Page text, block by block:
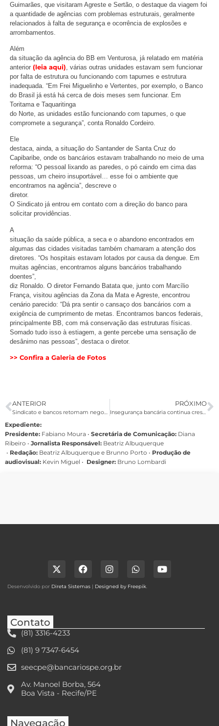
Guimarães, que visitaram Agreste e Sertão, o destaque da viagem foi
a quantidade de agências com problemas estruturais, geralmente
relacionados à falta de segurança e ocorrência de explosões e
arrombamentos.
Além
da situação da agência do BB em Venturosa, já relatado em matéria
anterior (leia aqui) , várias outras unidades estavam sem funcionar
por falta de estrutura ou funcionando com tapumes e estrutura
inadequada. “Em Frei Miguelinho e Vertentes, por exemplo, o Banco
do Brasil já está há cerca de dois meses sem funcionar. Em
Toritama e Taquaritinga
do Norte, as unidades estão funcionando com tapumes, o que
compromete a segurança”, conta Ronaldo Cordeiro.
Ele
destaca, ainda, a situação do Santander de Santa Cruz do
Capibaribe, onde os bancários estavam trabalhando no meio de uma
reforma: “O pessoal lixando as paredes, o pó caindo em cima das
pessoas, um cheiro insuportável… esse foi o ambiente que
encontramos na agência”, descreve o
diretor.
O Sindicato já entrou em contato com a direção do banco para
solicitar providências.
A
situação da saúde pública, a seca e o abandono encontrados em
algumas das cidades visitadas também chamaram a atenção dos
diretores. “Os hospitais estavam lotados por causa da dengue. Em
muitas agências, encontramos alguns bancários trabalhando
doentes”,
diz Ronaldo. O diretor Fernando Batata que, junto com Marcílio
França, visitou agências da Zona da Mata e Agreste, encontrou
cenário parecido: “Dá pra sentir o cansaço dos bancários com a
exigência de cumprimento de metas. Encontramos bancos federais,
principalmente BB, com má conservação das estruturas físicas.
Somado tudo isso à estiagem, a gente percebe uma sensação de
desânimo nas pessoas”, destaca o diretor.
>> Confira a Galeria de Fotos
ANTERIOR PRÓXIMO
Insegurança bancária continua crescendo: nesta segunda (07), foram dois assaltos em um dia
Expediente:
Presidente: Fabiano Moura • Secretária de Comunicação: Diana
Ribeiro • Jornalista Responsável: Beatriz Albuquerque
• Redação: Beatriz Albuquerque e Brunno Porto • Produção de
audiovisual: Kevin Miguel • Designer: Bruno Lombardi
Desenvolvido por Direta Sistemas | Designed by Freepik.
Contato
(81) 3316-4233
(81) 9 7347-6454
seecpe@bancariospe.org.br
Av. Manoel Borba, 564
Boa Vista - Recife/PE
Navegação